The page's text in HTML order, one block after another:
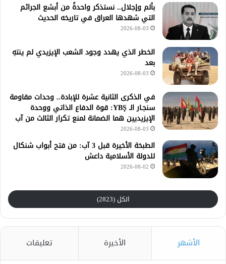
بألم وإجلال.. نستذكر واحدةً من أبشع الجرائم
التي شهدها العراق في تاريخه الحديث
2026-08-03
الخطر الذي يهدد وجود الشعب الإيزيدي لم ينتهِ
بعد
2026-08-03
في الذكرى الثانية عشرة للإبادة.. وحدات مقاومة
سنجـار الـ YBŞ: قوة الدفاع الذاتي ووحدة
الإيزيديين هما الضمانة لمنع تكرار الثالث من آب
2026-08-03
الطبخة الأخيرة قبل 3 آب: من فتح أبواب شنكال
للدولة الأسلامية داعش
2026-08-02
الكل (2823)
الأشهر الأخيرة تعليقات